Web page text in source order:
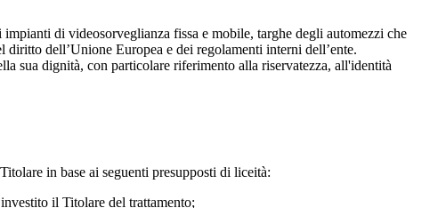
di videosorveglianza fissa e mobile, targhe degli automezzi che
dell’Unione Europea e dei regolamenti interni dell’ente.
sua dignità, con particolare riferimento alla riservatezza, all'identità
in base ai seguenti presupposti di liceità:
il Titolare del trattamento;